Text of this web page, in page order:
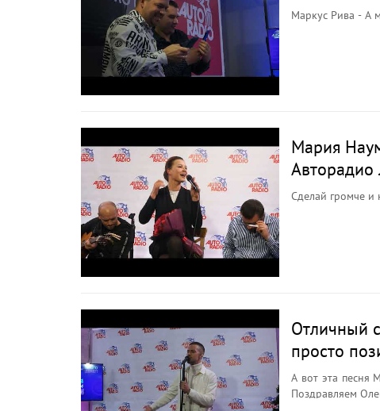
Маркус Рива - А
Мария
Авторадио
Сделай громче и
Отличный
просто
А вот эта песня
Поздравляем